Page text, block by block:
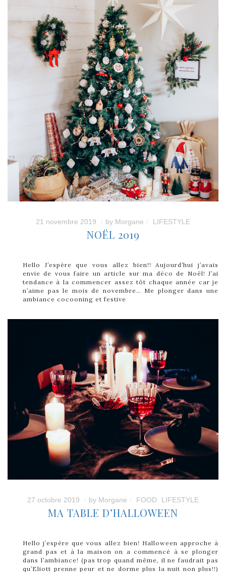
21 novembre 2019 by Morgane LIFESTYLE
NOËL 2019
Hello J’espère que vous allez bien!! Aujourd’hui j’avais
envie de vous faire un article sur ma déco de Noël! J’ai
tendance à la commencer assez tôt chaque année car je
n’aime pas le mois de novembre… Me plonger dans une
ambiance cocooning et festive
27 octobre 2019 by Morgane FOOD LIFESTYLE
MA TABLE D’HALLOWEEN
Hello j’espère que vous allez bien! Halloween approche à
grand pas et à la maison on a commencé à se plonger
dans l’ambiance! (pas trop quand même, il ne faudrait pas
qu’Eliott prenne peur et ne dorme plus la nuit non plus!!)